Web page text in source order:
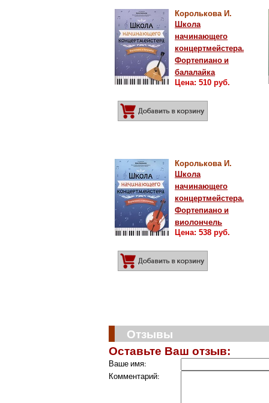
Королькова И.
Школа
начинающего
концертмейстера.
Фортепиано и
балалайка
Цена: 510 руб.
Королькова И.
Школа
начинающего
концертмейстера.
Фортепиано и
виолончель
Цена: 538 руб.
Отзывы
Оставьте Ваш отзыв:
Ваше имя:
Комментарий: